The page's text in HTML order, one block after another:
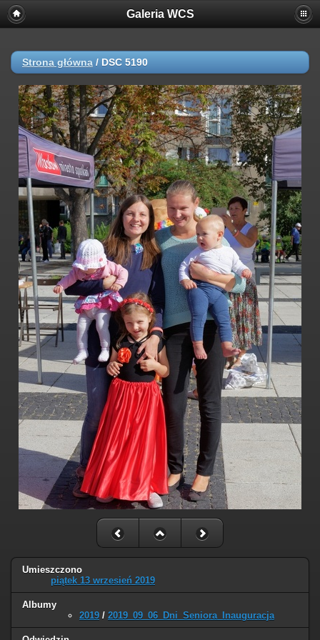
Galeria WCS
Strona główna / DSC 5190
Umieszczono
piątek 13 wrzesień 2019
Albumy
2019 / 2019_09_06_Dni_Seniora_Inauguracja